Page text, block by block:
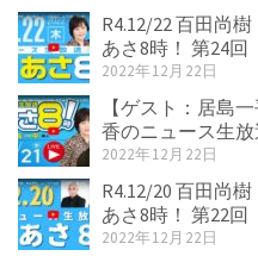
R4.12/22 百田尚
あさ8時！ 第24回
2022年12月22日
【ゲスト：居島
香のニュース生
2022年12月22日
R4.12/20 百田尚
あさ8時！ 第22回
2022年12月22日